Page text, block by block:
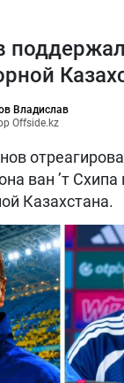
Владислав
Offside.kz
ван ’т
Казахстана.